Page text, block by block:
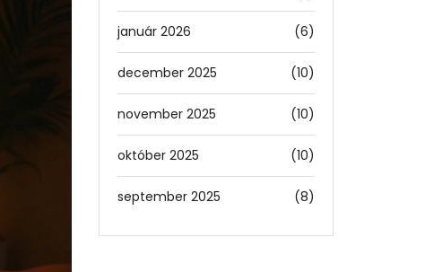
január 2026 (6)
december 2025 (10)
november 2025 (10)
október 2025 (10)
september 2025 (8)